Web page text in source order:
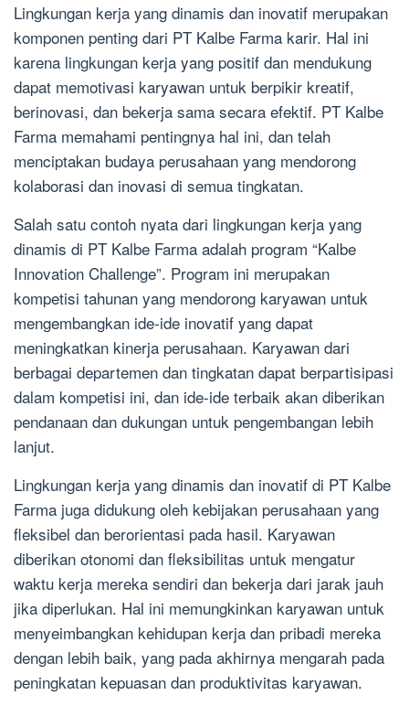
Lingkungan kerja yang dinamis dan inovatif merupakan
komponen penting dari PT Kalbe Farma karir. Hal ini
karena lingkungan kerja yang positif dan mendukung
dapat memotivasi karyawan untuk berpikir kreatif,
berinovasi, dan bekerja sama secara efektif. PT Kalbe
Farma memahami pentingnya hal ini, dan telah
menciptakan budaya perusahaan yang mendorong
kolaborasi dan inovasi di semua tingkatan.
Salah satu contoh nyata dari lingkungan kerja yang
dinamis di PT Kalbe Farma adalah program “Kalbe
Innovation Challenge”. Program ini merupakan
kompetisi tahunan yang mendorong karyawan untuk
mengembangkan ide-ide inovatif yang dapat
meningkatkan kinerja perusahaan. Karyawan dari
berbagai departemen dan tingkatan dapat berpartisipasi
dalam kompetisi ini, dan ide-ide terbaik akan diberikan
pendanaan dan dukungan untuk pengembangan lebih
lanjut.
Lingkungan kerja yang dinamis dan inovatif di PT Kalbe
Farma juga didukung oleh kebijakan perusahaan yang
fleksibel dan berorientasi pada hasil. Karyawan
diberikan otonomi dan fleksibilitas untuk mengatur
waktu kerja mereka sendiri dan bekerja dari jarak jauh
jika diperlukan. Hal ini memungkinkan karyawan untuk
menyeimbangkan kehidupan kerja dan pribadi mereka
dengan lebih baik, yang pada akhirnya mengarah pada
peningkatan kepuasan dan produktivitas karyawan.